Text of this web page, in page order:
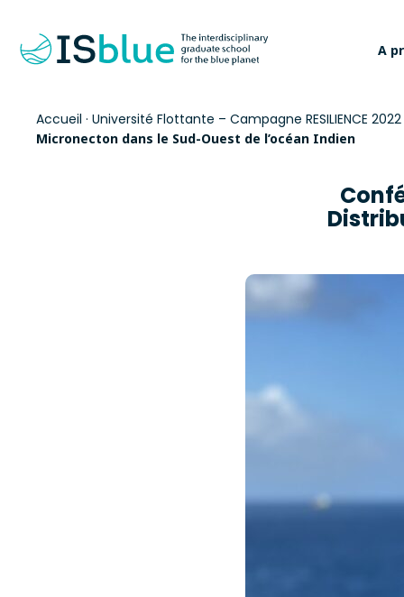
A
Accueil · Université Flottante – Campagne RESILIENCE 2022
Micronecton dans le Sud-Ouest de l’océan Indien